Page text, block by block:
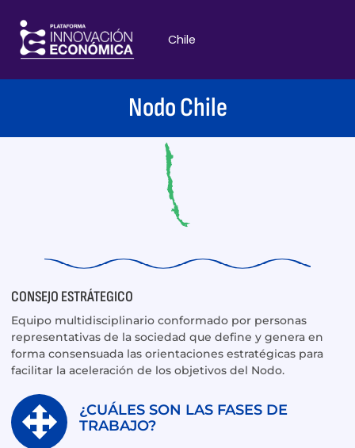
Chile
Nodo Chile
CONSEJO ESTRÁTEGICO
Equipo multidisciplinario conformado por personas
representativas de la sociedad que define y genera en
forma consensuada las orientaciones estratégicas para
facilitar la aceleración de los objetivos del Nodo.
¿CUÁLES SON LAS FASES DE
TRABAJO?